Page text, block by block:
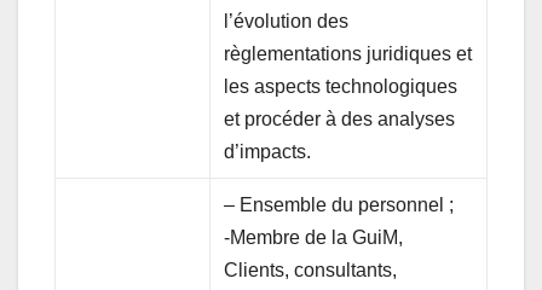
l’évolution des
règlementations juridiques et
les aspects technologiques
et procéder à des analyses
d’impacts.
– Ensemble du personnel ;
-Membre de la GuiM,
Clients, consultants,